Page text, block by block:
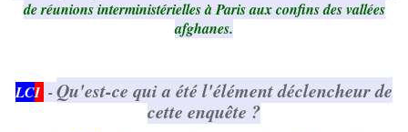
de réunions interministérielles à Paris aux confins des vallées
afghanes.
LCI -Qu'est-ce qui a été l'élément déclencheur de
cette enquête ?